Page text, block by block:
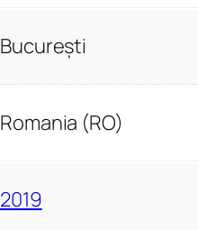
București
Romania (RO)
2019